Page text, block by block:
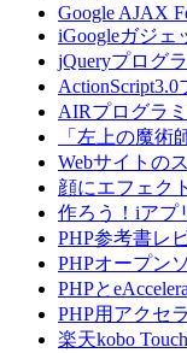
Google AJAX
iGoogleガジェ
jQueryプログ
AIRプログラ
「左上の魔術
Webサイトの
顔にエフェクト
作ろう！iアプ
PHP参考書レ
PHPオープン
PHPと
PHP用アクセ
楽天kobo